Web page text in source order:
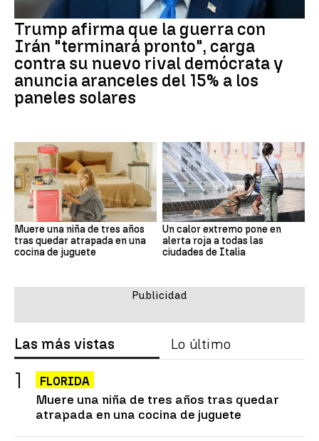
Trump afirma que la guerra con
Irán "terminará pronto", carga
contra su nuevo rival demócrata y
anuncia aranceles del 15% a los
paneles solares
Muere una niña de tres años
tras quedar atrapada en una
cocina de juguete
Un calor extremo pone en
alerta roja a todas las
ciudades de Italia
Las más vistas Lo último
FLORIDA
Muere una niña de tres años tras quedar
atrapada en una cocina de juguete